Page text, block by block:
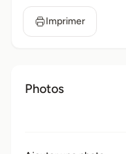
Imprimer
Photos